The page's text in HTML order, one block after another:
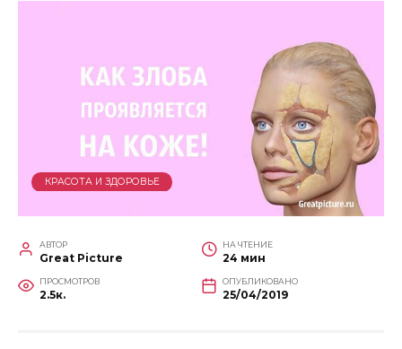
КРАСОТА И ЗДОРОВЬЕ
АВТОР
Great Picture
НА ЧТЕНИЕ
24 мин
ПРОСМОТРОВ
2.5к.
ОПУБЛИКОВАНО
25/04/2019